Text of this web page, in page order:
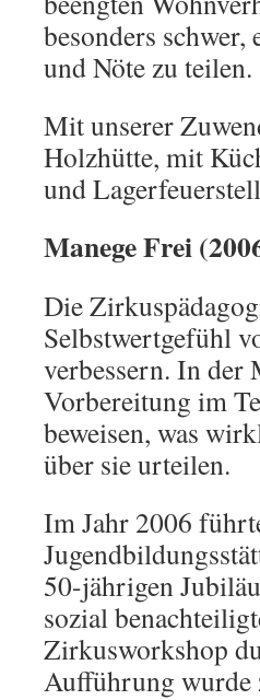
besonders
und Nöte zu teilen.
Mit unserer
Holzhütte, mit
und
Manege Frei
Die
Selbstwertgefühl
verbessern. In der
Vorbereitung im
beweisen, was
über sie urteilen.
Im Jahr 2006
50-jährigen
sozial
Zirkusworkshop
Aufführung wurde